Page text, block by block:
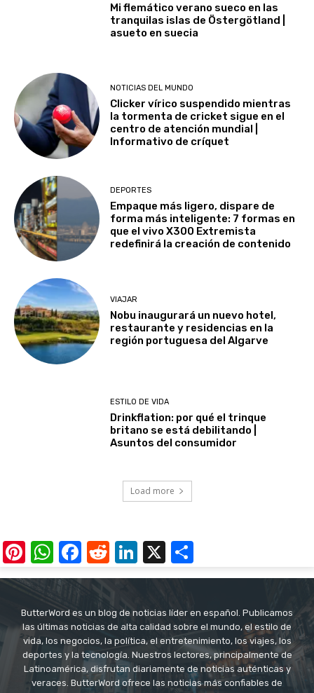
Mi flemático verano sueco en las
tranquilas islas de Östergötland |
asueto en suecia
NOTICIAS DEL MUNDO
Clicker vírico suspendido mientras
la tormenta de cricket sigue en el
centro de atención mundial |
Informativo de críquet
DEPORTES
Empaque más ligero, dispare de
forma más inteligente: 7 formas en
que el vivo X300 Extremista
redefinirá la creación de contenido
VIAJAR
Nobu inaugurará un nuevo hotel,
restaurante y residencias en la
región portuguesa del Algarve
ESTILO DE VIDA
Drinkflation: por qué el trinque
britano se está debilitando |
Asuntos del consumidor
Load more
Pinterest
WhatsApp
Facebook
RedditLinkedIn
X
ButterWord es un blog de noticias líder en español. Publicamos
las últimas noticias de alta calidad sobre el mundo, el estilo de
vida, los negocios, la política, el entretenimiento, los viajes, los
deportes y la tecnología. Nuestros lectores, principalmente de
Latinoamérica, disfrutan diariamente de noticias auténticas y
veraces. ButterWord ofrece las noticias más confiables de